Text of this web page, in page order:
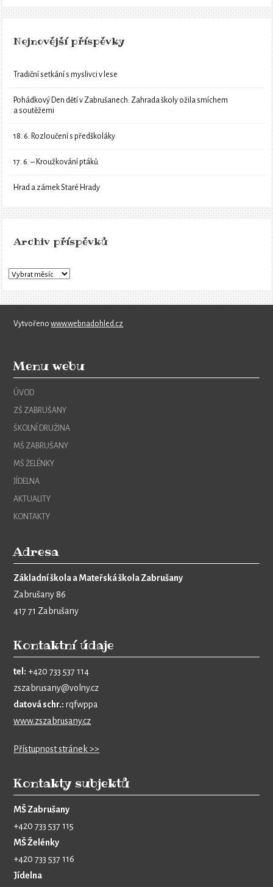
Nejnovější příspěvky
Tradiční setkání s myslivci v lese
Pohádkový Den dětí v Zabrušanech: Zahrada školy ožila smíchem
a soutěžemi
18. 6. Rozloučení s předškoláky
17. 6. – Kroužkování ptáků
Hrad a zámek Staré Hrady
Archiv příspěvků
Vytvořenowww.webnadohled.cz
Menu webu
ÚVOD
ZŠ ZABRUŠANY
ŠKOLNÍ DRUŽINA
MŠ ZABRUŠANY
MŠ ŽELÉNKY
JÍDELNA
AKTUALITY
KONTAKTY
Adresa
Základní škola a Mateřská škola Zabrušany
Zabrušany 86
417 71 Zabrušany
Kontaktní údaje
tel: +420 733 537 114
zszabrusany@volny.cz
datová schr.: rqfwppa
www.zszabrusany.cz
Přístupnost stránek >>
Kontakty subjektů
MŠ Zabrušany
+420 733 537 115
MŠ Želénky
+420 733 537 116
Jídelna